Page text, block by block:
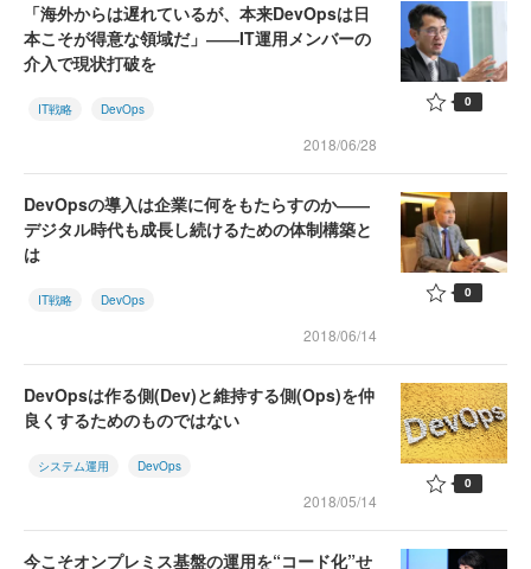
「海外からは遅れているが、本来DevOpsは日
本こそが得意な領域だ」――IT運用メンバーの
介入で現状打破を
IT戦略 DevOps
2018/06/28
0
DevOpsの導入は企業に何をもたらすのか――
デジタル時代も成長し続けるための体制構築と
は
IT戦略 DevOps
2018/06/14
0
DevOpsは作る側(Dev)と維持する側(Ops)を仲
良くするためのものではない
システム運用 DevOps
2018/05/14
0
今こそオンプレミス基盤の運用を“コード化”せ